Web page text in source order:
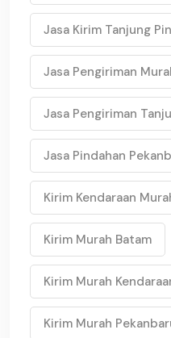
Jasa Kirim Tanjung
Jasa Pengiriman
Jasa Pengiriman
Jasa Pindahan
Kirim Kendaraan
Kirim Murah Batam
Kirim Murah
Kirim Murah